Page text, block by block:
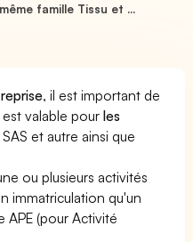
famille Tissu et ...
, il est important de
valable pourles
et autre ainsi que
ou plusieurs activités
immatriculation qu'un
APE (pour Activité